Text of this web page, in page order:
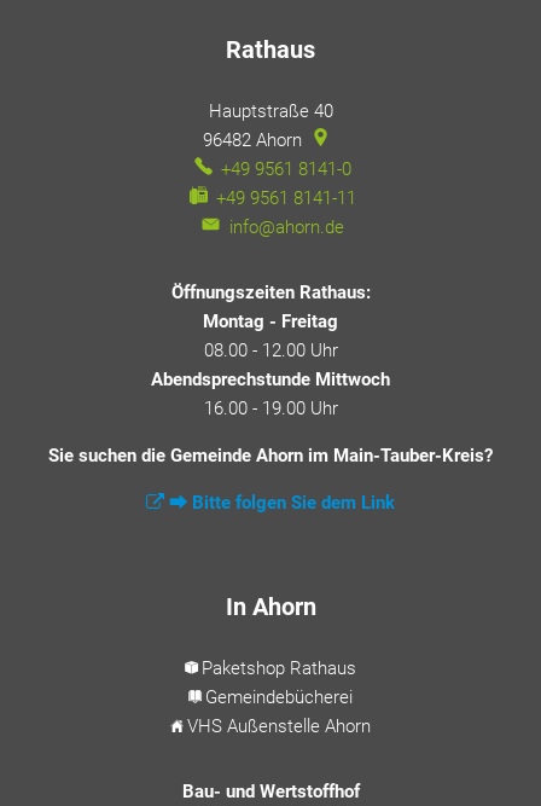
Rathaus
Hauptstraße 40
96482 Ahorn
+49 9561 8141-0
+49 9561 8141-11
info@ahorn.de
Öffnungszeiten Rathaus:
Montag - Freitag
08.00 - 12.00 Uhr
Abendsprechstunde Mittwoch
16.00 - 19.00 Uhr
Sie suchen die Gemeinde Ahorn im Main-Tauber-Kreis?
⮕ Bitte folgen Sie dem Link
In Ahorn
Paketshop Rathaus
Gemeindebücherei
VHS Außenstelle Ahorn
Bau- und Wertstoffhof